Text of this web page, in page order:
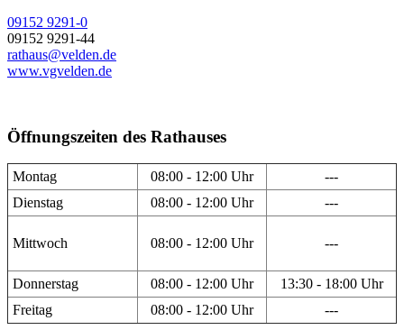
09152 9291-0
09152 9291-44
rathaus@velden.de
www.vgvelden.de
Öffnungszeiten des Rathauses
Montag 08:00 - 12:00 Uhr
---
Dienstag
08:00 - 12:00 Uhr ---
Mittwoch 08:00 - 12:00 Uhr ---
Donnerstag 08:00 - 12:00 Uhr
13:30 - 18:00 Uhr
Freitag
08:00 - 12:00 Uhr ---